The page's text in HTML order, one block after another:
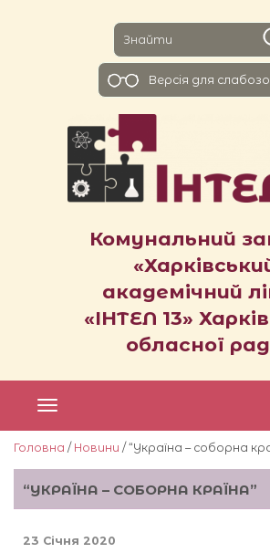
Комунальний
академічний
«ІНТЕЛ 13»
обласної
Версiя для
Головна / Новини / “Україна – соборна
“УКРАЇНА – СОБОРНА КРАЇНА”
23 Січня 2020